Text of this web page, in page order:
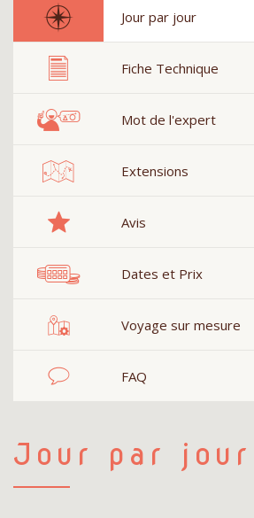
Jour par jour
Fiche Technique
Mot de l'expert
Extensions
Avis
Dates et Prix
Voyage sur mesure
FAQ
Jour par jour